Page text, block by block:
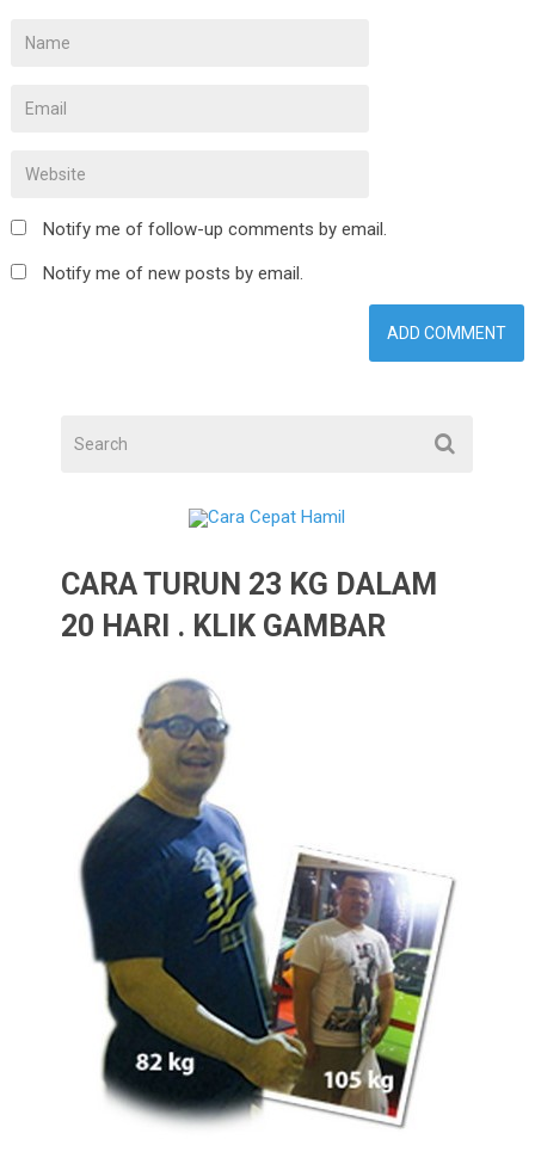
Notify me of follow-up comments by email.
Notify me of new posts by email.
CARA TURUN 23 KG DALAM
20 HARI . KLIK GAMBAR